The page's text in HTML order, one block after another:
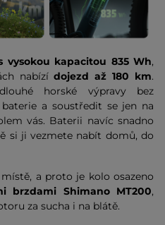
vysokou kapacitou 835 Wh,
nabízídojezd až 180 km.
horské výpravy bez
a soustředit se jen na
vás. Baterii navíc snadno
si ji vezmete nabít domů, do
a proto je kolo osazeno
brzdami Shimano MT200,
za sucha i na blátě.